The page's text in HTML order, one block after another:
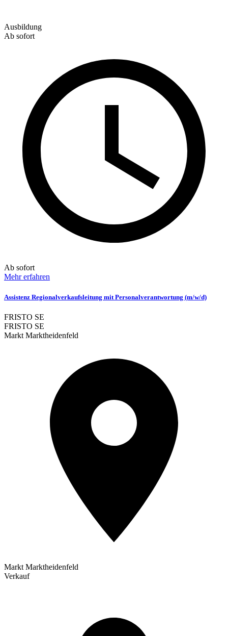
Ausbildung
Ab sofort
Ab sofort
Mehr erfahren
Assistenz Regionalverkaufsleitung mit Personalverantwortung (m/w/d)
FRISTO SE
FRISTO SE
Markt Marktheidenfeld
Markt Marktheidenfeld
Verkauf